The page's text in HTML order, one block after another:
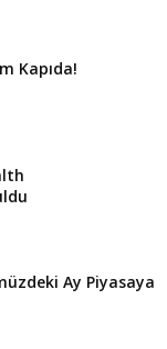
Kapıda!
Ay Piyasaya